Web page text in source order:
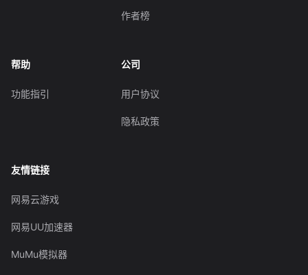
作者榜
帮助
功能指引
公司
用户协议
隐私政策
友情链接
网易云游戏
网易UU加速器
MuMu模拟器